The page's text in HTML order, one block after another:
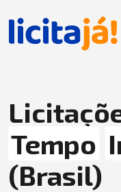
Tempo
(Brasil)